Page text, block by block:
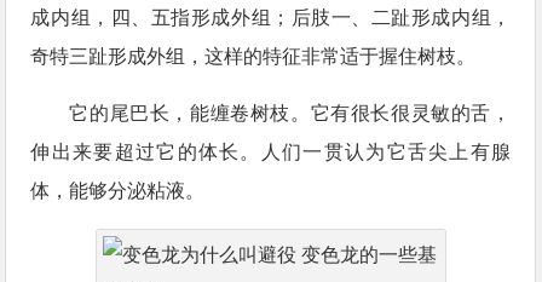
成内组，四、五指形成外组；后肢一、二趾形成内组，
奇特三趾形成外组，这样的特征非常适于握住树枝。
它的尾巴长，能缠卷树枝。它有很长很灵敏的舌，
伸出来要超过它的体长。人们一贯认为它舌尖上有腺
体，能够分泌粘液。